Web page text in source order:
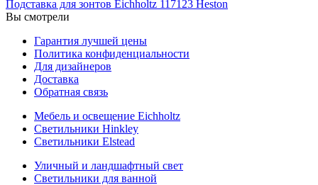
Подставка для зонтов Eichholtz 117123 Heston
Вы смотрели
Гарантия лучшей цены
Политика конфиденциальности
Для дизайнеров
Доставка
Обратная связь
Мебель и освещение Eichholtz
Светильники Hinkley
Светильники Elstead
Уличный и ландшафтный свет
Светильники для ванной